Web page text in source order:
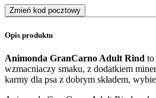
Zmień kod pocztowy
Opis produktu
Animonda GranCarno Adult Rind to
wzmacniaczy smaku, z dodatkiem
karmy dla psa z dobrym składem,